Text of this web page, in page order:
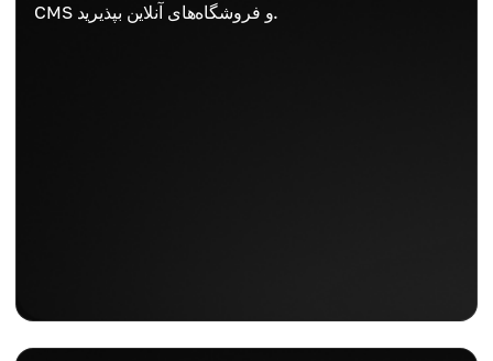
CMS و فروشگاه‌های آنلاین بپذیرید.